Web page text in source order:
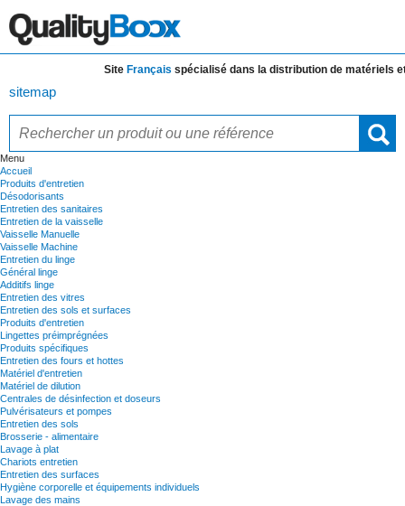
SiteFrançaisspécialisé dans la distribution de matériels et
sitemap
Menu
Accueil
Produits d'entretien
Désodorisants
Entretien des sanitaires
Entretien de la vaisselle
Vaisselle Manuelle
Vaisselle Machine
Entretien du linge
Général linge
Additifs linge
Entretien des vitres
Entretien des sols et surfaces
Produits d'entretien
Lingettes préimprégnées
Produits spécifiques
Entretien des fours et hottes
Matériel d'entretien
Matériel de dilution
Centrales de désinfection et doseurs
Pulvérisateurs et pompes
Entretien des sols
Brosserie - alimentaire
Lavage à plat
Chariots entretien
Entretien des surfaces
Hygiène corporelle et équipements individuels
Lavage des mains